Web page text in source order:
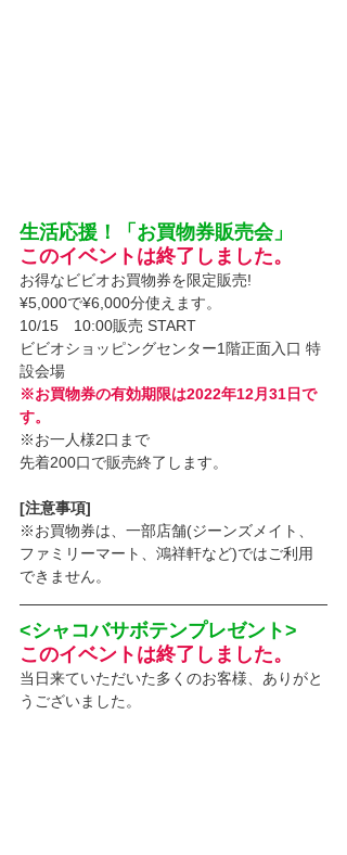
生活応援！「お買物券販売会」
このイベントは終了しました。
お得なビビオお買物券を限定販売!
¥5,000で¥6,000分使えます。
10/15　10:00販売 START
ビビオショッピングセンター1階正面入口 特
設会場
※お買物券の有効期限は2022年12月31日で
す。
※お一人様2口まで
先着200口で販売終了します。
[注意事項]
※お買物券は、一部店舗(ジーンズメイト、
ファミリーマート、鴻祥軒など)ではご利用
できません。
<シャコバサボテンプレゼント>
このイベントは終了しました。
当日来ていただいた多くのお客様、ありがと
うございました。